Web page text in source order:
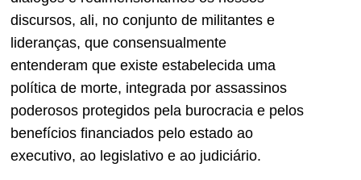
discursos, ali, no conjunto de militantes e
lideranças, que consensualmente
entenderam que existe estabelecida uma
política de morte, integrada por assassinos
poderosos protegidos pela burocracia e pelos
benefícios financiados pelo estado ao
executivo, ao legislativo e ao judiciário.